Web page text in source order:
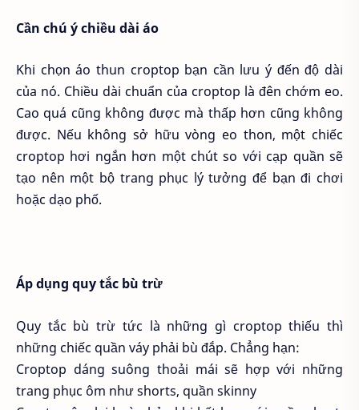
Cần chú ý chiều dài áo
Khi chọn áo thun croptop bạn cần lưu ý đến độ dài
của nó. Chiều dài chuẩn của croptop là đên chớm eo.
Cao quá cũng không được mà thấp hơn cũng không
được. Nếu không sở hữu vòng eo thon, một chiếc
croptop hơi ngắn hơn một chút so với cạp quần sẽ
tạo nên một bộ trang phục lý tưởng để bạn đi chơi
hoặc dạo phố.
Áp dụng quy tắc bù trừ
Quy tắc bù trừ tức là những gì croptop thiếu thì
những chiếc quần váy phải bù đắp. Chẳng hạn:
Croptop dáng suông thoải mái sẽ hợp với những
trang phục ôm như shorts, quần skinny